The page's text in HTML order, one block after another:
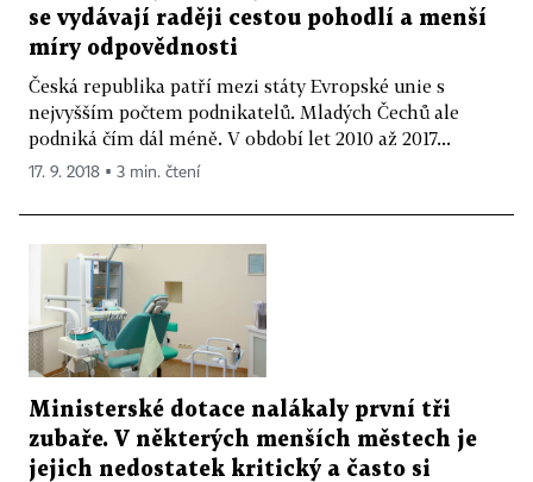
se vydávají raději cestou pohodlí a menší
míry odpovědnosti
Česká republika patří mezi státy Evropské unie s
nejvyšším počtem podnikatelů. Mladých Čechů ale
podniká čím dál méně. V období let 2010 až 2017...
17. 9. 2018 ▪ 3 min. čtení
Ministerské dotace nalákaly první tři
zubaře. V některých menších městech je
jejich nedostatek kritický a často si